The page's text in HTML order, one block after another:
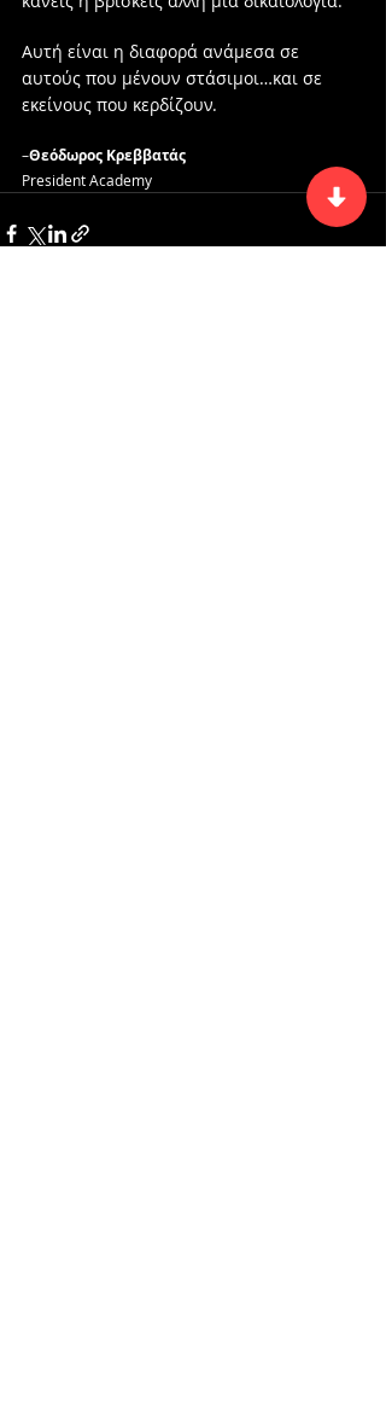
Αυτή είναι η διαφορά ανάμεσα σε
αυτούς που μένουν στάσιμοι…και σε
εκείνους που κερδίζουν.
–Θεόδωρος Κρεββατάς
President Academy